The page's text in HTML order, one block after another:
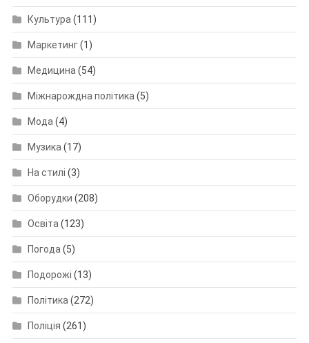
Культура (111)
Маркетинг(1)
Медицина (54)
Міжнарождна політика (5)
Мода (4)
Музика (17)
На стилі (3)
Оборудки (208)
Освіта (123)
Погода (5)
Подорожі (13)
Політика (272)
Поліція (261)